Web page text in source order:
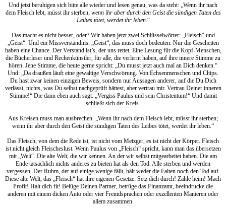
Und jetzt beruhigen sich bitte alle wieder und lesen genau, was da steht: „Wenn ihr nach
dem Fleisch lebt, müsst ihr sterben; wenn ihr aber durch den Geist die sündigen Taten des
Leibes tötet, werdet ihr leben.“
Das macht es nicht besser, oder? Wir haben jetzt zwei Schlüsselwörter: „Fleisch“ und
„Geist“. Und ein Missverständnis. „Geist“, das muss doch bedeuten: Nur die Gescheiten
haben eine Chance. Der Verstand ist’s, der uns rettet. Eine Lesung für die Kopf-Menschen,
die Bücherleser und Rechenkünstler, für alle, die verlernt haben, auf ihre innere Stimme zu
hören. Jene Stimme, die heute gerne spricht: „Du musst jetzt auch mal an Dich denken.“
Und: „Da draußen läuft eine gewaltige Verschwörung. Von Echsenmenschen und Chips.
Du hast zwar keinen einzigen Beweis, sondern nur Aussagen anderer, auf die Du Dich
verlässt, nichts, was Du selbst nachgeprüft hättest, aber vertrau mir. Vertrau Deiner inneren
Stimme!“ Die dann eben auch sagt: „Vergiss Paulus und sein Christentum!“ Und damit
schließt sich der Kreis.
Aus Kreisen muss man ausbrechen. „Wenn ihr nach dem Fleisch lebt, müsst ihr sterben;
wenn ihr aber durch den Geist die sündigen Taten des Leibes tötet, werdet ihr leben.“
Das Fleisch, von dem die Rede ist, ist nicht vom Metzger, es ist nicht der Körper. Fleisch
ist nicht gleich Fleischeslust. Wenn Paulus von „Fleisch“ spricht, kann man das übersetzen
mit „Welt“. Die alte Welt, die wir kennen. An der wir selbst mitgearbeitet haben. Die am
Ende tatsächlich nichts anderes zu bieten hat als den Tod. Alle sterben und werden
vergessen. Der Ruhm, der auf einige wenige fällt, hält weder die Falten noch den Tod auf.
Diese alte Welt, das „Fleisch“ hat ihre eigenen Gesetze: Setz dich durch! Zahle heim! Mach
Profit! Halt dich fit! Belüge Deinen Partner, betrüge das Finanzamt, beeindrucke die
anderen mit einem dicken Auto oder vier Fremdsprachen oder exzellenten Manieren oder
allem zusammen.